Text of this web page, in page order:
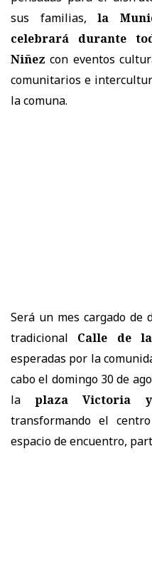
sus familias,la
celebrará durante
Niñez con eventos
comunitarios e
la comuna.
Será un mes cargado de
tradicional
Calle de
esperadas por la
cabo el domingo 30 de
la
plaza Victoria
transformando el
espacio de encuentro,